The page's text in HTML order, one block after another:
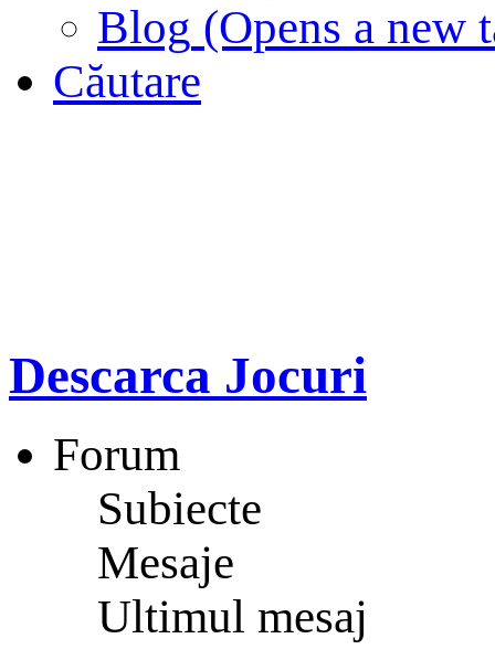
Blog (Opens a new
Căutare
Descarca Jocuri
Forum
Subiecte
Mesaje
Ultimul mesaj